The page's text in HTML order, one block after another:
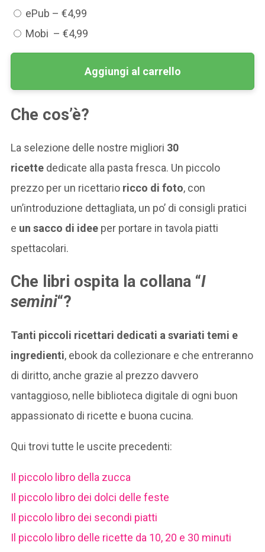
ePub – €4,99
Mobi – €4,99
Aggiungi al carrello
Che cos’è?
La selezione delle nostre migliori 30
ricette dedicate alla pasta fresca. Un piccolo
prezzo per un ricettario ricco di foto, con
un’introduzione dettagliata, un po’ di consigli pratici
e un sacco di idee per portare in tavola piatti
spettacolari.
Che libri ospita la collana “I
semini“?
Tanti piccoli ricettari dedicati a svariati temi e
ingredienti, ebook da collezionare e che entreranno
di diritto, anche grazie al prezzo davvero
vantaggioso, nelle biblioteca digitale di ogni buon
appassionato di ricette e buona cucina.
Qui trovi tutte le uscite precedenti:
Il piccolo libro della zucca
Il piccolo libro dei dolci delle feste
Il piccolo libro dei secondi piatti
Il piccolo libro delle ricette da 10, 20 e 30 minuti